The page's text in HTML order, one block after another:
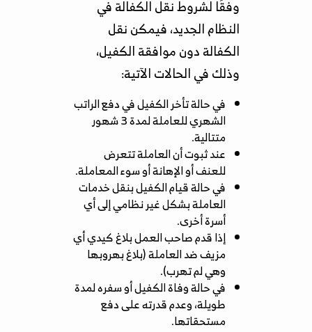
وفقًا لشروط نقل الكفالة في
النظام الجديد، فيمكن نقل
الكفالة دون موافقة الكفيل،
وذلك في الحالات الآتية:
في حالة تأخر الكفيل في دفع الراتب
الشهري للعاملة لمدة 3 شهور
متتالية.
عند ثبوت أن العاملة تتعرض
للعنف أو الإهانة أو سوء المعاملة.
في حالة قيام الكفيل بنقل خدمات
العاملة بشكل غير نظامي إلى أي
أسرة أخرى.
إذا قدم صاحب العمل بلاغ كيدي أي
مزيف ضد العاملة (بلاغ بهروبها
وهي لم تهرب).
في حالة وفاة الكفيل أو سفره لمدة
طويلة، وعدم قدرته على دفع
مستحقاتها.